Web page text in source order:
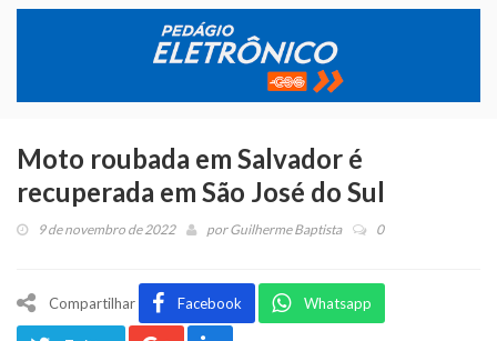
Moto roubada em Salvador é
recuperada em São José do Sul
9 de novembro de 2022 porGuilherme Baptista 0
Compartilhar Facebook Whatsapp